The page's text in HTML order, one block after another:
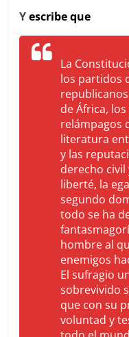
Yescribe que
La
los partidos
de África,
relámpagos
literatura
y las
derecho civil
liberté, la
segundo
todo se ha
hombre al
enemigos
El sufragio
sobrevivido
que con su
voluntad y